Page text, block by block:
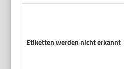
Etiketten werden nicht erkannt